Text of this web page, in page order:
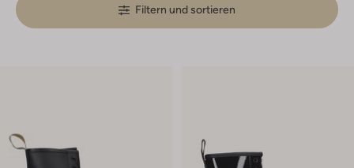
Filtern und sortieren